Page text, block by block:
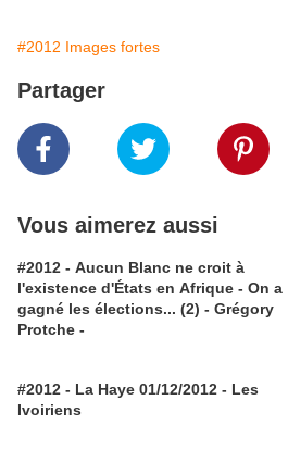
#2012 Images fortes
Partager
Vous aimerez aussi
#2012 - Aucun Blanc ne croit à
l'existence d'États en Afrique - On a
gagné les élections... (2) - Grégory
Protche -
#2012 - La Haye 01/12/2012 - Les
Ivoiriens